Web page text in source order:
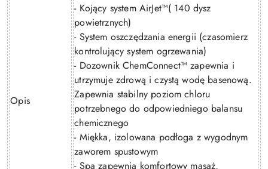
Opis
- Kojący system AirJet™( 140 dysz
powietrznych)
- System oszczędzania energii (czasomierz
kontrolujący system ogrzewania)
- Dozownik ChemConnect™ zapewnia i
utrzymuje zdrową i czystą wodę basenową.
Zapewnia stabilny poziom chloru
potrzebnego do odpowiedniego balansu
chemicznego
- Miękka, izolowana podłoga z wygodnym
zaworem spustowym
- Spa zapewnia komfortowy masaż,